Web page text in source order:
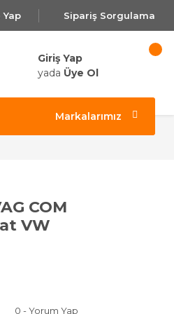
Yap Sipariş Sorgulama
Giriş Yap
yada Üye Ol
Markalarımız
COM
VW
0 - Yorum Yap